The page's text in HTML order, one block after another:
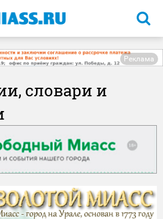
Реклама
словари и